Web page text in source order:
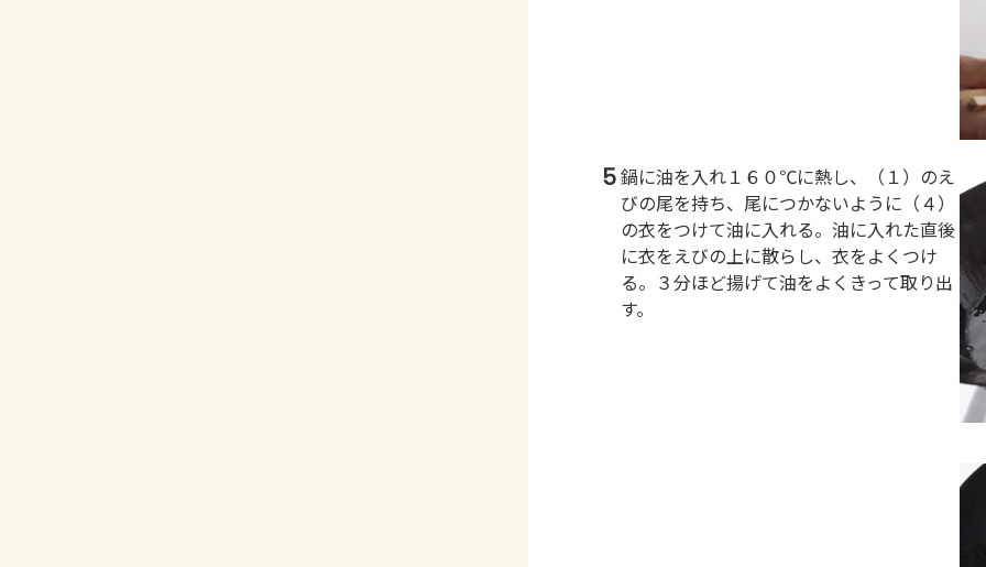
5鍋に油を入れ１６０℃に熱し、（１）のえ
びの尾を持ち、尾につかないように（４）
の衣をつけて油に入れる。油に入れた直後
に衣をえびの上に散らし、衣をよくつけ
る。３分ほど揚げて油をよくきって取り出
す。